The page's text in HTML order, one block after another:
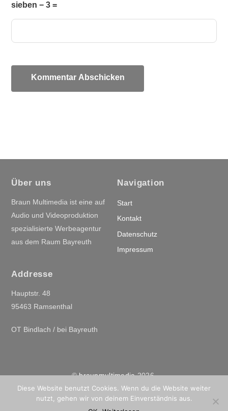
sieben − 3 =
Back
Über uns
Braun Multimedia ist eine auf
Audio und Videoproduktion
spezialisierte Werbeagentur
aus dem Raum Bayreuth
Navigation
Start
Kontakt
Datenschutz
Impressum
Addresse
Hauptstr. 48
95463 Ramsenthal
OT Bindlach / bei Bayreuth
©braunmultimedia2026
Powered by WordPress•Themify WordPress Themes
Diese Website benutzt Cookies. Wenn du die Website weiter
nutzt, gehen wir von deinem Einverständnis aus.